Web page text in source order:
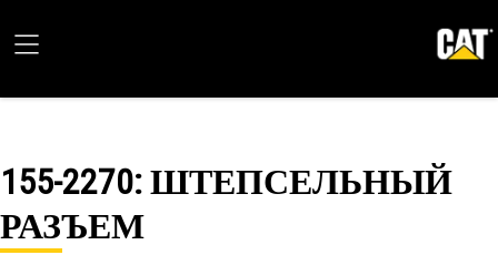
155-2270: ШТЕПСЕЛЬНЫЙ
РАЗЪЕМ